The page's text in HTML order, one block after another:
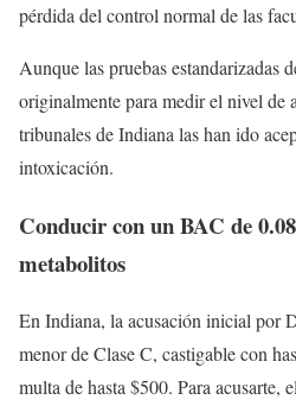
pérdida del control normal de las
Aunque las pruebas estandarizadas
originalmente para medir el nivel de
tribunales de Indiana las han ido
intoxicación.
Conducir con un BAC de
metabolitos
En Indiana, la acusación inicial por
menor de Clase C, castigable con
multa de hasta $500. Para acusarte,